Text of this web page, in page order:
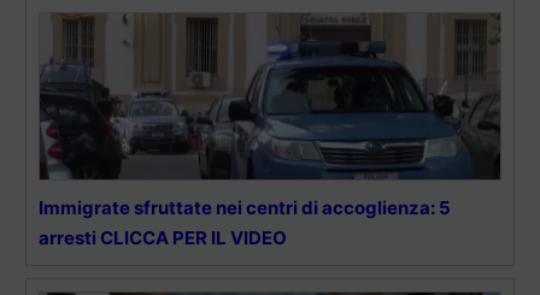
Immigrate sfruttate nei centri di accoglienza: 5
arresti CLICCA PER IL VIDEO